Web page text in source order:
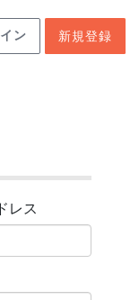
ン 新規登録
レス